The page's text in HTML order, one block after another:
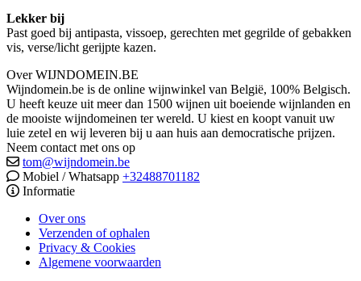
Lekker bij
Past goed bij antipasta, vissoep, gerechten met gegrilde of gebakken
vis, verse/licht gerijpte kazen.
Over WIJNDOMEIN.BE
Wijndomein.be is de online wijnwinkel van België, 100% Belgisch.
U heeft keuze uit meer dan 1500 wijnen uit boeiende wijnlanden en
de mooiste wijndomeinen ter wereld. U kiest en koopt vanuit uw
luie zetel en wij leveren bij u aan huis aan democratische prijzen.
Neem contact met ons op
tom@wijndomein.be
Mobiel / Whatsapp +32488701182
Informatie
Over ons
Verzenden of ophalen
Privacy & Cookies
Algemene voorwaarden